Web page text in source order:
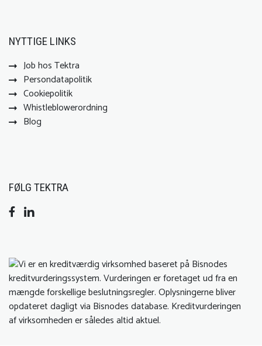
NYTTIGE LINKS
Job hos Tektra
Persondatapolitik
Cookiepolitik
Whistleblowerordning
Blog
FØLG TEKTRA